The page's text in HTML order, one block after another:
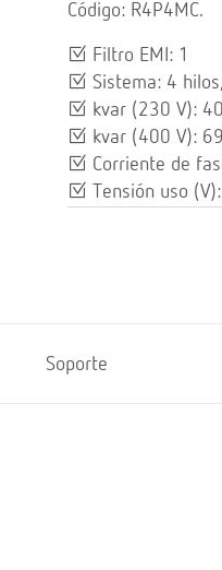
Código: R4P4MC.
Filtro EMI: 1
Sistema: 4
kvar (230 V): 40
kvar (400 V): 69
Corriente de
Tensión uso
Soporte